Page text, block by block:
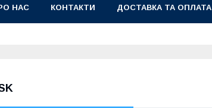
НАС КОНТАКТИ ДОСТАВКА ТА ОПЛАТА